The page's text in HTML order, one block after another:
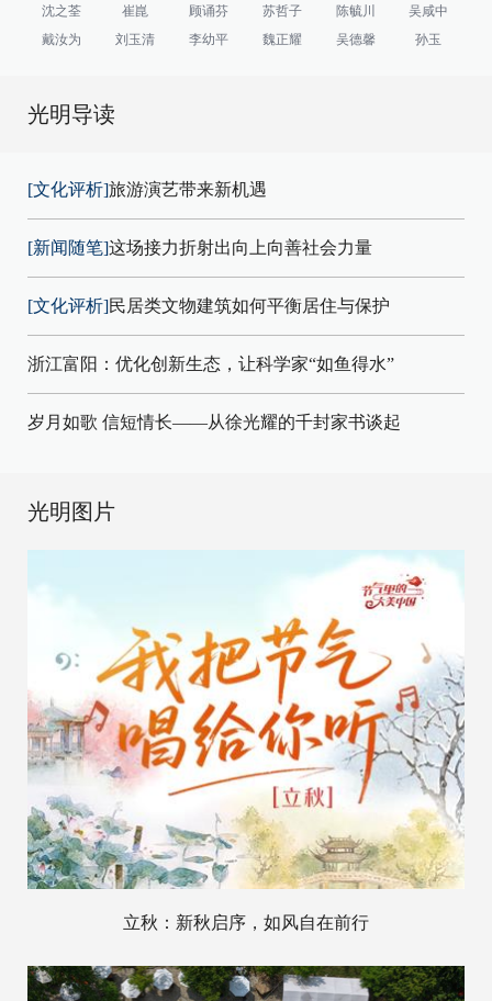
沈之荃 崔崑 顾诵芬 苏哲子 陈毓川
吴咸中
戴汝为
刘玉清 李幼平 魏正耀 吴德馨 孙玉
光明导读
[文化评析]旅游演艺带来新机遇
[新闻随笔]这场接力折射出向上向善社会力量
[文化评析]民居类文物建筑如何平衡居住与保护
浙江富阳：优化创新生态，让科学家“如鱼得水”
岁月如歌 信短情长——从徐光耀的千封家书谈起
光明图片
立秋：新秋启序，如风自在前行